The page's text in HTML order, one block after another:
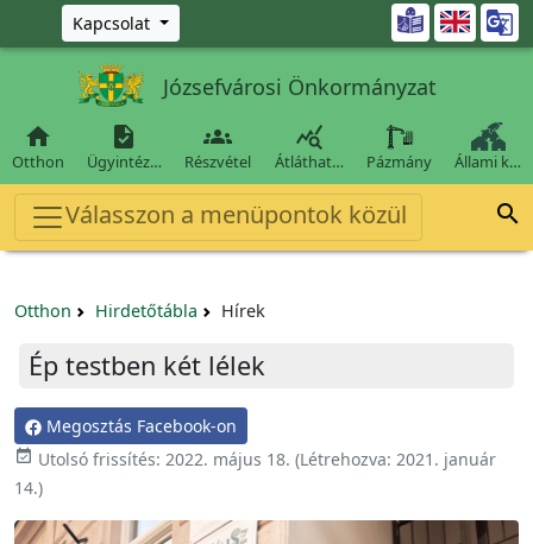
Ugrás a fő tartalomra
Kapcsolat 
Józsefvárosi Önkormányzat

Otthon

Ügyintéz…

Részvétel

Átláthat… Pázmány Állami k…
Válasszon a menüpontok közül 
Otthon Hirdetőtábla Hírek
Ép testben két lélek
Megosztás Facebook-on
 Utolsó frissítés: 2022. május 18. (Létrehozva: 2021. január
14.)